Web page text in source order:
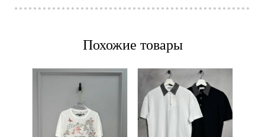
Похожие товары